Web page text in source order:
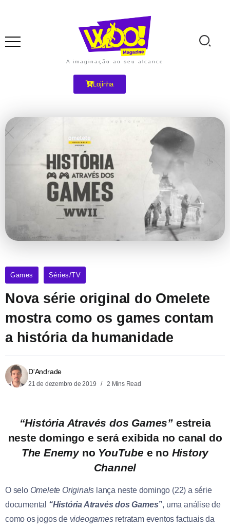
A imaginação ao seu alcance
Lojinha
Games Séries/TV
Nova série original do Omelete
mostra como os games contam
a história da humanidade
D'Andrade
21 de dezembro de 2019 2 Mins Read
“História Através dos Games” estreia
neste domingo e será exibida no canal do
The Enemy no YouTube e no History
Channel
O selo Omelete Originals lança neste domingo (22) a série
documental “História Através dos Games”, uma análise de
como os jogos de videogamesretratam eventos factuais da